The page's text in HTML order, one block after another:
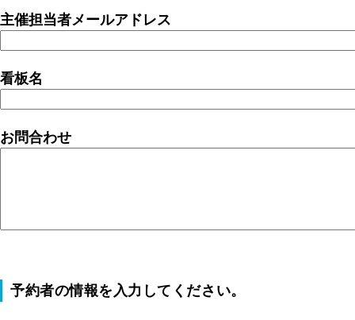
主催担当者メールアドレス
看板名
お問合わせ
予約者の情報を入力してください。